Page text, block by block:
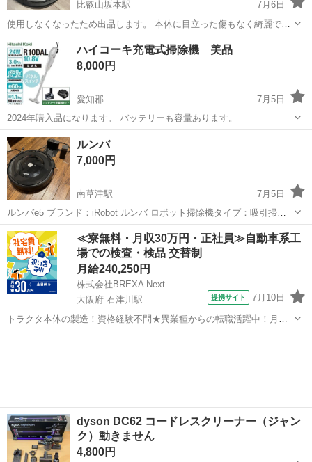
比叡山坂本駅
7月6日
使用しなくなったため出品します。 本体に目立った傷もなく綺麗で
す。 内部も清掃してからお渡し致します。 動作確認済み。
滋賀 大津市 比叡山坂本駅 生活家電
ハイコーキ充電式掃除機 美品
8,000円
愛知郡
7月5日
2024年購入品になります。 バッテリーも容量あります。
滋賀 愛知郡
ルンバ
7,000円
南草津駅
7月5日
ルンバe5 ブランド：iRobot ルンバ ロボット掃除機タイプ：吸引掃除
機タイプ 重量（kg）：4.0 kg ロボット掃除機機能：アプリ連携 自動
充電 スケジュール設定 段差乗り越え バーチャルウォール 幅（mm...
滋賀 草津市 南草津駅 生活家電
≪寮無料・月収30万円・正社員≫自動車系工
場での検査・検品 交替制
月給240,250円
株式会社BREXA Next
大阪府 石津川駅
提携サイト 7月10日
トラクタ本体の製造！資格経験不問★異業種からの転職活躍中！月収
dyson DC62 コードレスクリーナー（ジャン
ク）動きません
4,800円